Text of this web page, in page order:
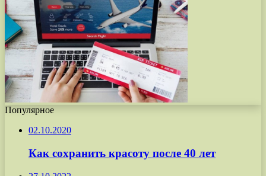
Популярное
02.10.2020
Как сохранить красоту после 40 лет